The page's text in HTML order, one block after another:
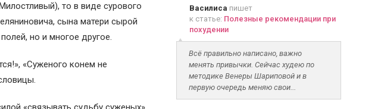
то в виде сурового
сына матери сырой
но и многое другое.
«Суженого конем не
Василиса пишет
к статье: Полезные рекомендации при
похудении
Всё правильно написано, важно
менять привычки. Сейчас худею по
методике Венеры Шариповой и в
первую очередь меняю свои...